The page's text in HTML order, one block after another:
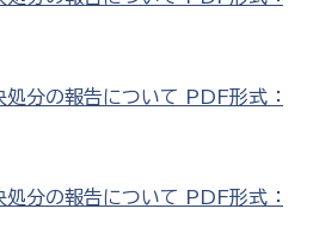
分の報告について PDF形式 ：
分の報告について PDF形式 ：